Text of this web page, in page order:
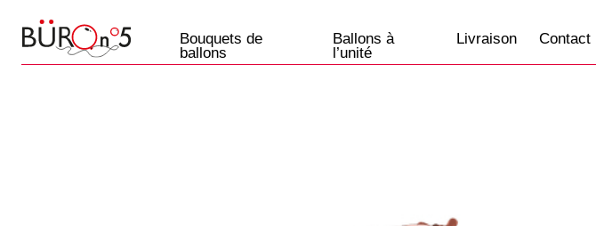
Bouquets de
ballons
Ballons à
Livraison Contact